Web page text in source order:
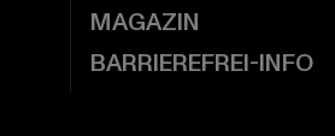
MAGAZIN
BARRIEREFREI-INFO